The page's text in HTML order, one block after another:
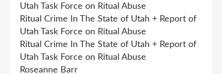
Utah Task Force on Ritual Abuse
Ritual Crime In The State of Utah + Report of
Utah Task Force on Ritual Abuse
Ritual Crime In The State of Utah + Report of
Utah Task Force on Ritual Abuse
Roseanne Barr